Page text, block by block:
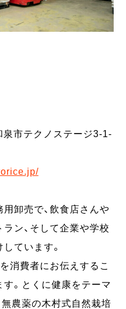
泉市テクノステージ3-1-
卸売で、飲食店さんや
ン、そして企業や学校
ています。
消費者にお伝えするこ
。とくに健康をテーマ
農薬の木村式自然栽培